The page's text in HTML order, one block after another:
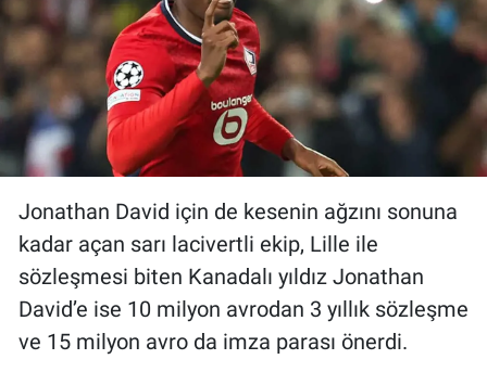
Jonathan David için de kesenin ağzını sonuna
kadar açan sarı lacivertli ekip, Lille ile
sözleşmesi biten Kanadalı yıldız Jonathan
David’e ise 10 milyon avrodan 3 yıllık sözleşme
ve 15 milyon avro da imza parası önerdi.